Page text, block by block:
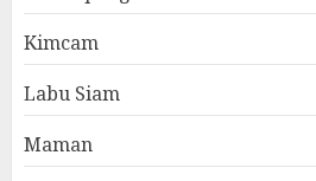
Kimcam
Labu Siam
Maman